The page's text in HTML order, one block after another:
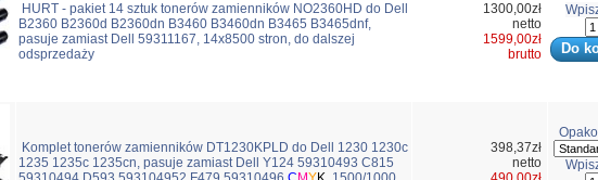
HURT - pakiet 14 sztuk tonerów zamienników NO2360HD do Dell
B2360 B2360d B2360dn B3460 B3460dn B3465 B3465dnf,
pasuje zamiast Dell 59311167, 14x8500 stron, do dalszej
odsprzedaży
1300,00zł
netto
1599,00zł
brutto
Komplet tonerów zamienników DT1230KPLD do Dell 1230 1230c
1235 1235c 1235cn, pasuje zamiast Dell Y124 59310493 C815
398,37zł
netto